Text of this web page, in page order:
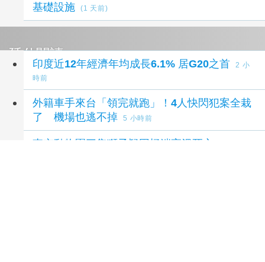
基礎設施
(1 天前)
延伸閱讀
印度近12年經濟年均成長6.1% 居G20之首
2 小
時前
外籍車手來台「領完就跑」！4人快閃犯案全栽
了 機場也逃不掉
5 小時前
東京動物園三隻獅子疑因極端高溫死亡